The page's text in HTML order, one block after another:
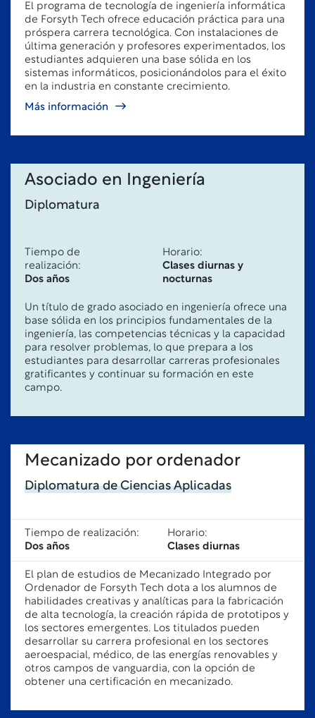
El programa de tecnología de ingeniería informática
de Forsyth Tech ofrece educación práctica para una
próspera carrera tecnológica. Con instalaciones de
última generación y profesores experimentados, los
estudiantes adquieren una base sólida en los
sistemas informáticos, posicionándolos para el éxito
en la industria en constante crecimiento.
Más información
Asociado en Ingeniería
Diplomatura
Tiempo de
realización:
Dos años
Horario:
Clases diurnas y
nocturnas
Un título de grado asociado en ingeniería ofrece una
base sólida en los principios fundamentales de la
ingeniería, las competencias técnicas y la capacidad
para resolver problemas, lo que prepara a los
estudiantes para desarrollar carreras profesionales
gratificantes y continuar su formación en este
campo.
Mecanizado por ordenador
Diplomatura de Ciencias Aplicadas
Tiempo de realización:
Dos años
Horario:
Clases diurnas
El plan de estudios de Mecanizado Integrado por
Ordenador de Forsyth Tech dota a los alumnos de
habilidades creativas y analíticas para la fabricación
de alta tecnología, la creación rápida de prototipos y
los sectores emergentes. Los titulados pueden
desarrollar su carrera profesional en los sectores
aeroespacial, médico, de las energías renovables y
otros campos de vanguardia, con la opción de
obtener una certificación en mecanizado.